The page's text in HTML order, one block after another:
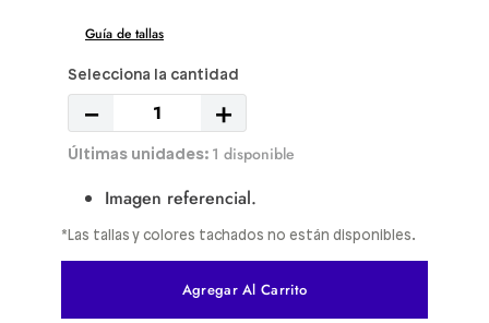
Guía de tallas
＋
－
1 disponible
Imagen referencial.
*Las tallas y colores tachados no están disponibles.
Agregar Al Carrito